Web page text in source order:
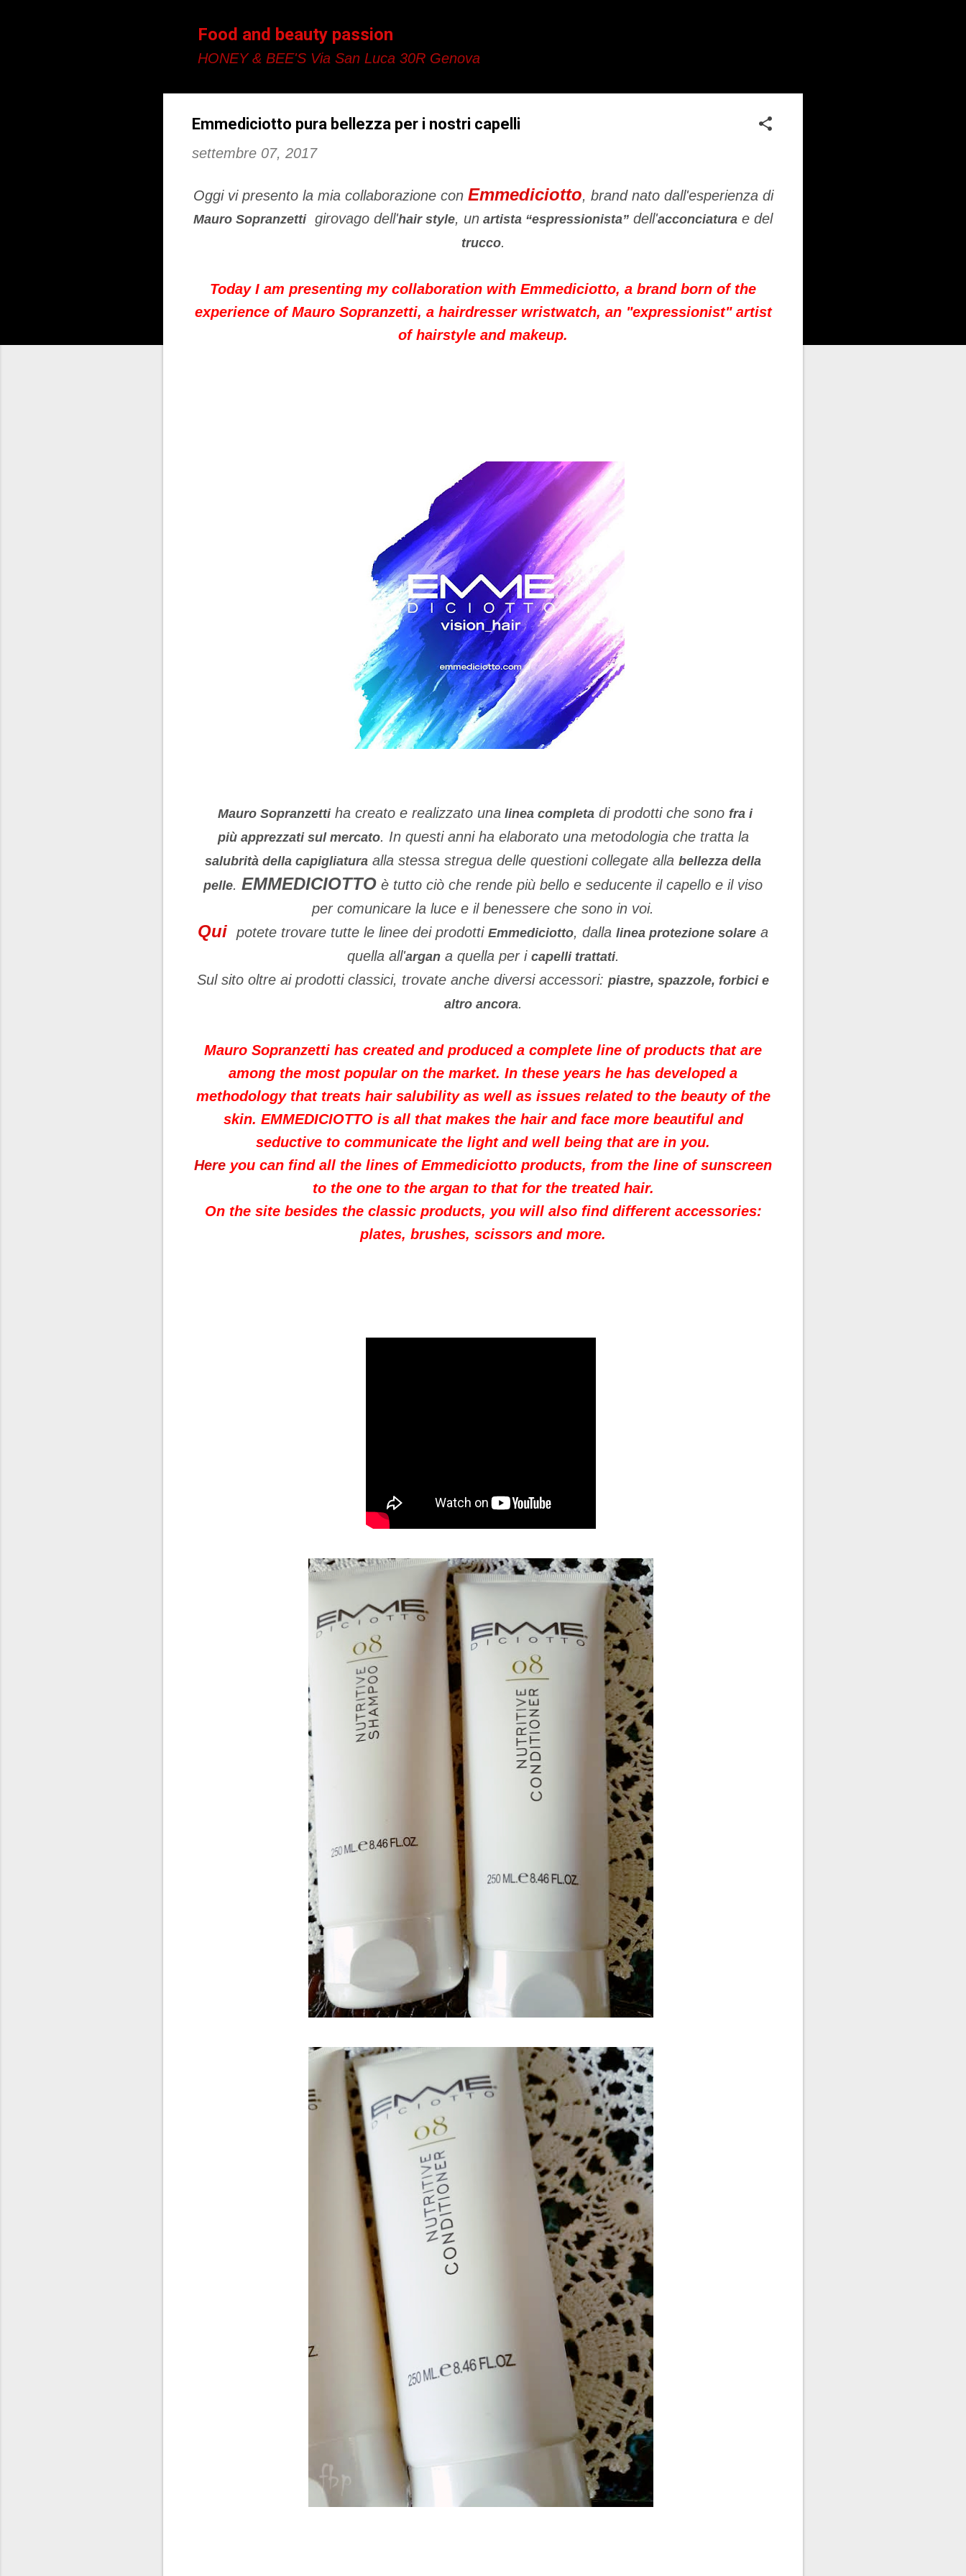
Food and beauty passion
HONEY & BEE'S Via San Luca 30R Genova
Emmediciotto pura bellezza per i nostri capelli
settembre 07, 2017
Oggi vi presento la mia collaborazione con Emmediciotto, brand nato dall'esperienza di
Mauro Sopranzettigirovago dell'hair style, un artista “espressionista” dell'acconciatura e del
trucco.
Today I am presenting my collaboration with Emmediciotto, a brand born of the
experience of Mauro Sopranzetti, a hairdresser wristwatch, an "expressionist" artist
of hairstyle and makeup.
Mauro Sopranzettiha creato e realizzato unalinea completadi prodotti che sono fra i
più apprezzati sul mercato. In questi anni ha elaborato una metodologia che tratta la
salubrità della capigliatura alla stessa stregua delle questioni collegate alla bellezza della
pelle. EMMEDICIOTTO è tutto ciò che rende più bello e seducente il capello e il viso
per comunicare la luce e il benessere che sono in voi.
Qui potete trovare tutte le linee dei prodotti Emmediciotto, dalla linea protezione solare a
quella all'argana quella per i capelli trattati.
Sul sito oltre ai prodotti classici, trovate anche diversi accessori: piastre, spazzole, forbici e
altro ancora.
Mauro Sopranzetti has created and produced a complete line of products that are
among the most popular on the market. In these years he has developed a
methodology that treats hair salubility as well as issues related to the beauty of the
skin. EMMEDICIOTTO is all that makes the hair and face more beautiful and
seductive to communicate the light and well being that are in you.
Here you can find all the lines of Emmediciotto products, from the line of sunscreen
to the one to the argan to that for the treated hair.
On the site besides the classic products, you will also find different accessories:
plates, brushes, scissors and more.